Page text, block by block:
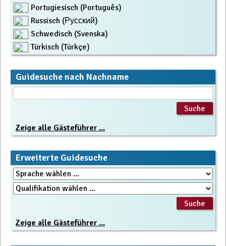
Portugiesisch (Português)
Russisch (Русский)
Schwedisch (Svenska)
Türkisch (Türkçe)
Guidesuche nach Nachname
Zeige alle Gästeführer ...
Erweiterte Guidesuche
Zeige alle Gästeführer ...